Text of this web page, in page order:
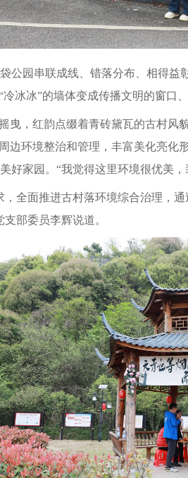
公园串联成线、错落分布、相得
冰冰”的墙体变成传播文明的窗口
曳，红韵点缀着青砖黛瓦的古村
边环境整治和管理，丰富美化亮
好家园。 “我觉得这里环境很优美
全面推进古村落环境综合治理，
部委员李辉说道。